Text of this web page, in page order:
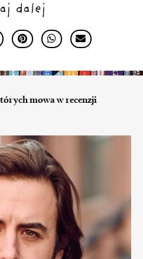
dalej
mowa w recenzji